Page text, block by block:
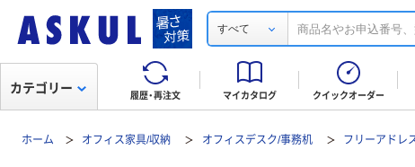
すべて
履歴・再注文 マイカタログ クイックオーダー
カテゴリー
ホーム オフィス家具/収納 オフィスデスク/事務机 フリーアドレ